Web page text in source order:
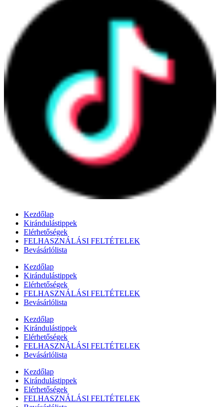
Kezdőlap
Kirándulástippek
Elérhetőségek
FELHASZNÁLÁSI FELTÉTELEK
Bevásárlólista
Kezdőlap
Kirándulástippek
Elérhetőségek
FELHASZNÁLÁSI FELTÉTELEK
Bevásárlólista
Kezdőlap
Kirándulástippek
Elérhetőségek
FELHASZNÁLÁSI FELTÉTELEK
Bevásárlólista
Kezdőlap
Kirándulástippek
Elérhetőségek
FELHASZNÁLÁSI FELTÉTELEK